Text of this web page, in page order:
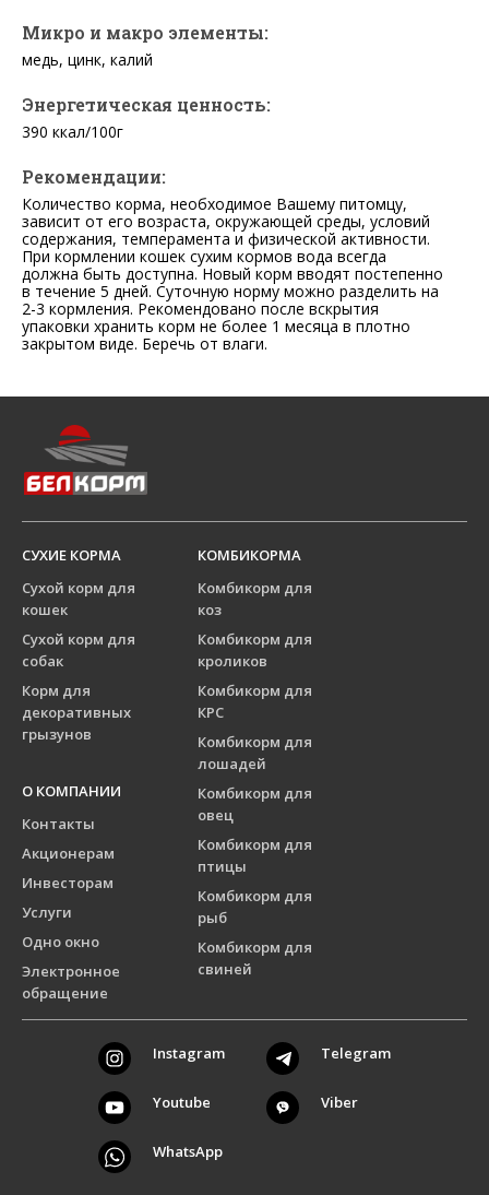
Микро и макро элементы:
медь, цинк, калий
Энергетическая ценность:
390 ккал/100г
Рекомендации:
Количество корма, необходимое Вашему питомцу,
зависит от его возраста, окружающей среды, условий
содержания, темперамента и физической активности.
При кормлении кошек сухим кормов вода всегда
должна быть доступна. Новый корм вводят постепенно
в течение 5 дней. Суточную норму можно разделить на
2-3 кормления. Рекомендовано после вскрытия
упаковки хранить корм не более 1 месяца в плотно
закрытом виде. Беречь от влаги.
СУХИЕ КОРМА
Сухой корм для
кошек
Сухой корм для
собак
Корм для
декоративных
грызунов
КОМБИКОРМА
Комбикорм для
коз
Комбикорм для
кроликов
Комбикорм для
КРС
Комбикорм для
лошадей
Комбикорм для
овец
Комбикорм для
птицы
Комбикорм для
рыб
Комбикорм для
свиней
О КОМПАНИИ
Контакты
Акционерам
Инвесторам
Услуги
Одно окно
Электронное
обращение
Instagram Telegram
Youtube Viber
WhatsApp